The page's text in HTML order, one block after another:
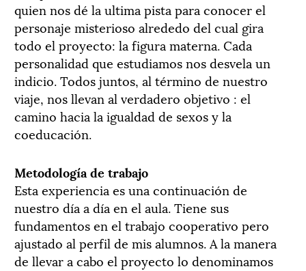
quien nos dé la ultima pista para conocer el
personaje misterioso alrededo del cual gira
todo el proyecto: la figura materna. Cada
personalidad que estudiamos nos desvela un
indicio. Todos juntos, al término de nuestro
viaje, nos llevan al verdadero objetivo : el
camino hacia la igualdad de sexos y la
coeducación.
Metodología de trabajo
Esta experiencia es una continuación de
nuestro día a día en el aula. Tiene sus
fundamentos en el trabajo cooperativo pero
ajustado al perfil de mis alumnos. A la manera
de llevar a cabo el proyecto lo denominamos